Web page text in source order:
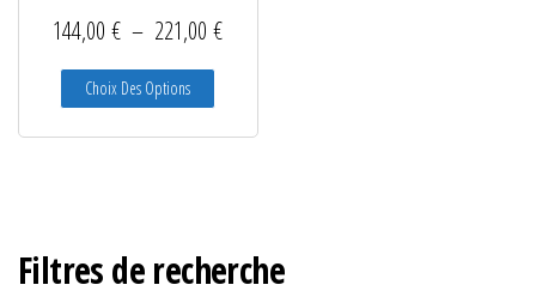
Logiciels étiquettes
Ré-enrouleurs Distributeurs
RFID
144,00€ – 221,00€Plage de prix : 144,00 € à 221,00 €
Choix Des Options
Filtres de recherche